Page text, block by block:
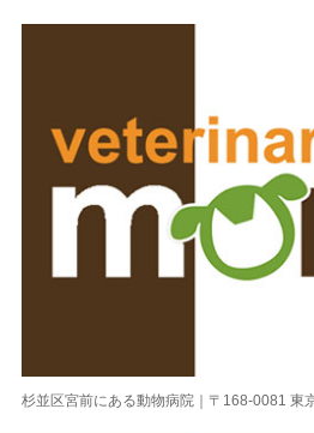
杉並区宮前にある動物病院｜〒168-0081 東